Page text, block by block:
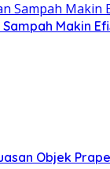
Makin
Objek